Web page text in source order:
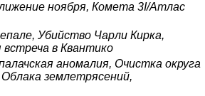
ноября, Комета 3I/Атлас
Убийство Чарли Кирка,
в Квантико
аномалия, Очистка округа
землетрясений,